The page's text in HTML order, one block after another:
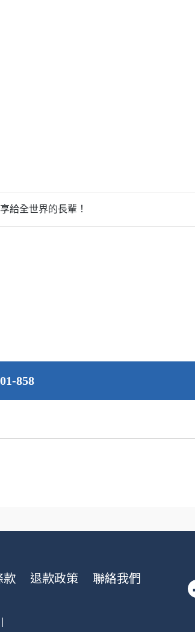
給全世界的長輩！
858
款 退款政策 聯絡我們